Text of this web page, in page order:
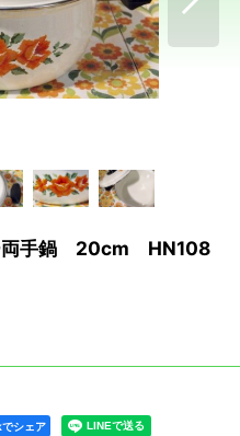
両手鍋 20cm HN108
シェア